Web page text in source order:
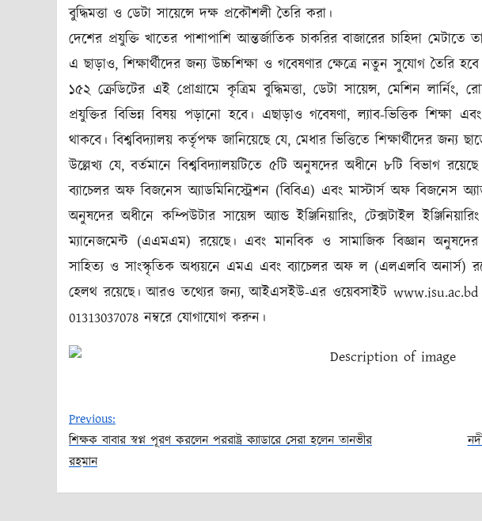
বুদ্ধিমত্তা ও ডেটা সায়েন্সে দক্ষ প্রকৌশলী তৈরি করা।
দেশের প্রযুক্তি খাতের পাশাপাশি আন্তর্জাতিক চাকরির বাজারের চাহিদা
এ ছাড়াও, শিক্ষার্থীদের জন্য উচ্চশিক্ষা ও গবেষণার ক্ষেত্রে নতুন সুযোগ তৈরি
১৫২ ক্রেডিটের এই প্রোগ্রামে কৃত্রিম বুদ্ধিমত্তা, ডেটা সায়েন্স, মেশিন
প্রযুক্তির বিভিন্ন বিষয় পড়ানো হবে। এছাড়াও গবেষণা, ল্যাব-ভিত্তিক শিক্ষা
থাকবে। বিশ্ববিদ্যালয় কর্তৃপক্ষ জানিয়েছে যে, মেধার ভিত্তিতে শিক্ষার্থীদের জন্য
উল্লেখ্য যে, বর্তমানে বিশ্ববিদ্যালয়টিতে ৫টি অনুষদের অধীনে ৮টি বিভাগ
ব্যাচেলর অফ বিজনেস অ্যাডমিনিস্ট্রেশন (বিবিএ) এবং মাস্টার্স অফ বিজনেস
অনুষদের অধীনে কম্পিউটার সায়েন্স অ্যান্ড ইঞ্জিনিয়ারিং, টেক্সটাইল
ম্যানেজমেন্ট (এএমএম) রয়েছে। এবং মানবিক ও সামাজিক বিজ্ঞান
সাহিত্য ও সাংস্কৃতিক অধ্যয়নে এমএ এবং ব্যাচেলর অফ ল (এলএলবি অনার্স)
হেলথ রয়েছে। আরও তথ্যের জন্য, আইএসইউ-এর ওয়েবসাইট www.isu.ac.bd
01313037078 নম্বরে যোগাযোগ করুন।
Post
navigation
Previous:
শিক্ষক বাবার স্বপ্ন পূরণ করলেন পররাষ্ট্র ক্যাডারে সেরা হলেন তানভীর
রহমান